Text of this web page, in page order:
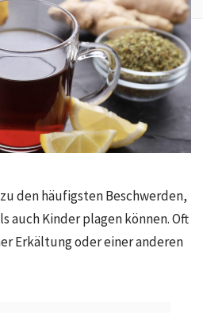
den häufigsten Beschwerden,
auch Kinder plagen können. Oft
Erkältung oder einer anderen